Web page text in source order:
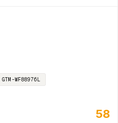
GTM-WF88976L
58